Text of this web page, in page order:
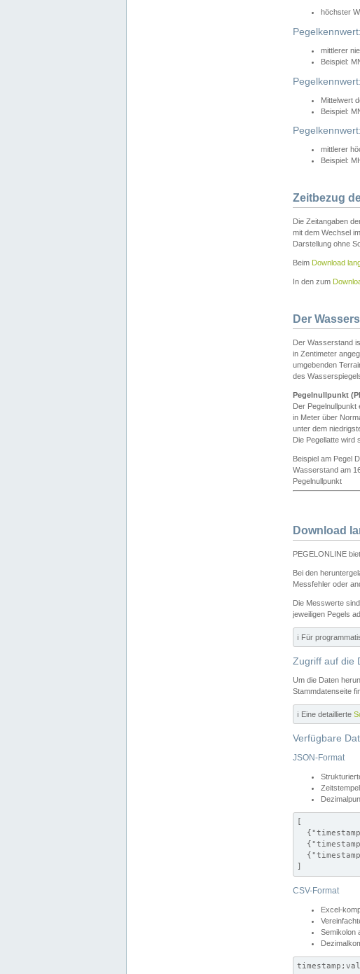
höchster
mittlerer
Beispiel:
Mittelwert
Beispiel:
mittlerer
Beispiel:
Zeitbezug
Die Zeitangaben
mit dem Wechsel
Darstellung ohne
Beim Download
In den zum
Der
Der Wasserstand
in Zentimeter
umgebenden
des
Pegelnullpunkt
Der
in Meter über
unter dem
Die Pegellatte wird
Beispiel am Pegel
Wasserstand am
Pegelnullpunkt
Download
PEGELONLINE
Bei den
Messfehler oder
Die Messwerte
jeweiligen Pegels
ℹ️ Für
Zugriff auf die
Um die Daten
Stammdatenseite
ℹ️ Eine detaillierte
Verfügbare
JSON-Format
[
]
CSV-Format
Excel-
Semikolon